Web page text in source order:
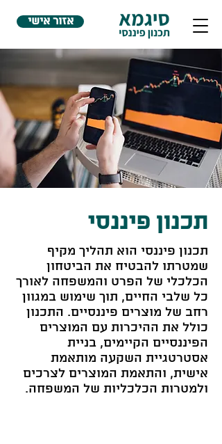
אזור אישי
תכנון פיננסי
תכנון פיננסי הוא תהליך מקיף
שמטרתו להבטיח את הביטחון
הכלכלי של הפרט והמשפחה לאורך
כל שלבי החיים, תוך שימוש במגוון
רחב של מוצרים פיננסיים. התכנון
כולל את ההיכרות עם המוצרים
הפיננסיים הקיימים, בניית
אסטרטגיית השקעה מותאמת
אישית, והתאמת המוצרים לצרכים
ולמטרות הכלכליות של המשפחה.